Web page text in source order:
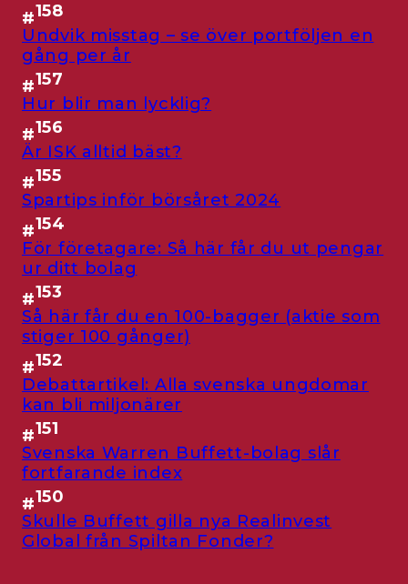
#158
Undvik misstag – se över portföljen en
gång per år
#157
Hur blir man lycklig?
#156
Är ISK alltid bäst?
#155
Spartips inför börsåret 2024
#154
För företagare: Så här får du ut pengar
ur ditt bolag
#153
Så här får du en 100-bagger (aktie som
stiger 100 gånger)
#152
Debattartikel: Alla svenska ungdomar
kan bli miljonärer
#151
Svenska Warren Buffett-bolag slår
fortfarande index
#150
Skulle Buffett gilla nya Realinvest
Global från Spiltan Fonder?